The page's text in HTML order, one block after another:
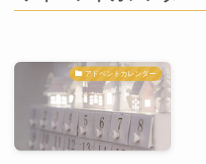
アドベントカレンダー